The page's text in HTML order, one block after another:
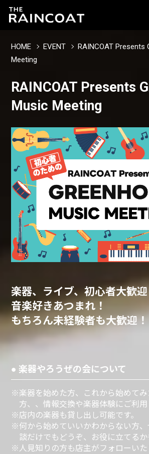
HOME EVENT
RAINCOAT Presents
Meeting
RAINCOAT Presents
Music Meeting
楽器、ライブ、初心者大歓迎
音楽好きあつまれ！
もちろん未経験者も大歓迎！
● 楽器やろうぜの会について
※楽器を始めた方、これから始めてみ
方、、情報交換や楽器体験にご利用
※店内の楽器も貸し出し可能です。
※何から始めていいかわからない方
談だけでもどうぞ、お役に立てるか
※人見知りの方も店主がフォローい